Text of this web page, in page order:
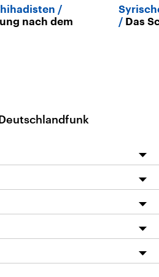
nach dem
Das
dlf.de
App